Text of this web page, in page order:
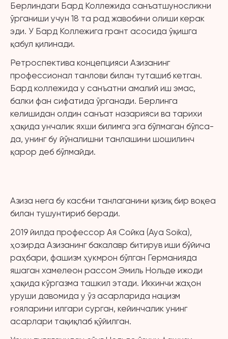
Берлиндаги Бард Коллежида санъатшуносликни
ўрганиши учун 18 та рад жавобини олиши керак
эди. У Бард Коллежига грант асосида ўқишга
қабул қилинади.
Ретроспектива концепцияси Азизанинг
профессионал танлови билан туташиб кетган.
Бард коллежида у санъатни амалий иш эмас,
балки фан сифатида ўрганади. Берлинга
келишидан олдин санъат назарияси ва тарихи
ҳақида унчалик яхши билимга эга бўлмаган бўлса-
да, унинг бу йўналишни танлашини шошилинч
қарор деб бўлмайди.
Азиза нега бу касбни танлаганини қизиқ бир воқеа
билан тушунтириб беради.
2019 йилда профессор Ая Сойка (Aya Soika),
ҳозирда Азизанинг бакалавр битирув иши бўйича
раҳбари, фашизм ҳукмрон бўлган Германияда
яшаган хамелеон рассом Эмиль Нольде ижоди
ҳақида кўргазма ташкил этади. Иккинчи жаҳон
уруши давомида у ўз асарларида нацизм
ғояларини илгари сурган, кейинчалик унинг
асарлари тақиқлаб қўйилган.